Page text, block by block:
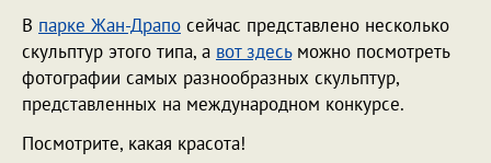
В парке Жан-Драпо сейчас представлено несколько
скульптур этого типа, а вот здесьможно посмотреть
фотографии самых разнообразных скульптур,
представленных на международном конкурсе.
Посмотрите, какая красота!